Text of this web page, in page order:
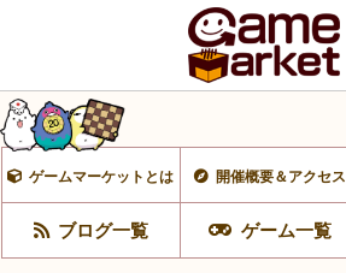
ゲームマーケットとは 開催概要＆アクセス
ブログ一覧 ゲーム一覧